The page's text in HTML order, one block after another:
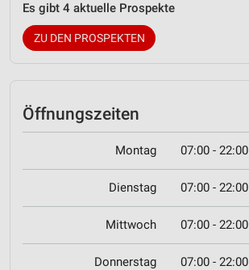
Es gibt 4 aktuelle Prospekte
ZU DEN PROSPEKTEN
Öffnungszeiten
Montag 07:00 - 22:00
Dienstag 07:00 - 22:00
Mittwoch 07:00 - 22:00
Donnerstag 07:00 - 22:00